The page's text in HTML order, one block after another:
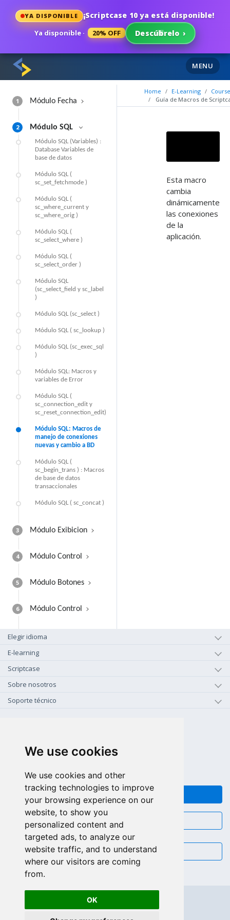
We use cookies
We use cookies and other
tracking technologies to improve
your browsing experience on our
website, to show you
personalized content and
targeted ads, to analyze our
website traffic, and to understand
where our visitors are coming
from.
OK
YA DISPONIBLE ¡Scriptcase 10 ya está disponible!
Ya disponible · 20% OFF Descúbrelo ›
MENU
1 Módulo Fecha
2 Módulo SQL
Módulo SQL (Variables) :
Database Variables de
base de datos
Módulo SQL (
sc_set_fetchmode )
Módulo SQL (
sc_where_current y
sc_where_orig )
Módulo SQL (
sc_select_where )
Módulo SQL (
sc_select_order )
Módulo SQL
(sc_select_field y sc_label
)
Módulo SQL (sc_select )
Módulo SQL ( sc_lookup )
Módulo SQL (sc_exec_sql
)
Módulo SQL: Macros y
variables de Error
Módulo SQL (
sc_connection_edit y
sc_reset_connection_edit)
Módulo SQL: Macros de
manejo de conexiones
nuevas y cambio a BD
Módulo SQL (
sc_begin_trans ) : Macros
de base de datos
transaccionales
Módulo SQL ( sc_concat )
3 Módulo Exibicion
4 Módulo Control
5 Módulo Botones
6 Módulo Control
Home E-Learning
Guía de Macros de
Esta macro
cambia
dinámicamente
las conexiones
de la
aplicación.
Elegir idioma
E-learning
Scriptcase
Sobre nosotros
Soporte técnico
+55 81 97102-7382
FEEDBACK
CHAT
EMAIL